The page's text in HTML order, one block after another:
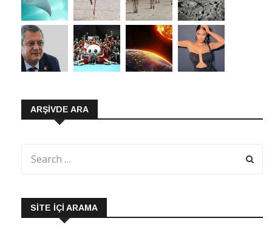
ARŞIVDE ARA
SITE İÇI ARAMA